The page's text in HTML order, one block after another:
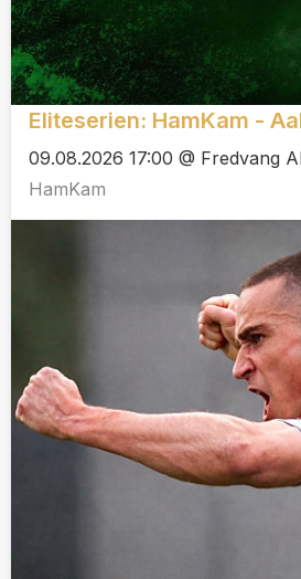
Eliteserien: HamKam -
09.08.2026 17:00 @ Fredvang
HamKam